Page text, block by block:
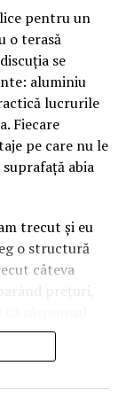
la sorți pe
Alba Iulia,
cu săli
cu
și de
mea”continuă
„În pielea
,de la
Azaleea
vor
actrițeleIoana
pentru un
o terasă
se
aluminiu
lucrurile
Fiecare
pe care nu le
abia
trecut și eu
o structură
câteva
prețuri,
des muți